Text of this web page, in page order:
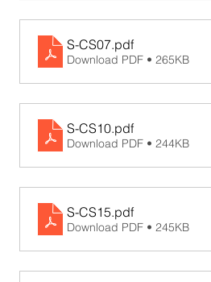
S-CS07.pdf
Download PDF • 265KB
S-CS10.pdf
Download PDF • 244KB
S-CS15.pdf
Download PDF • 245KB